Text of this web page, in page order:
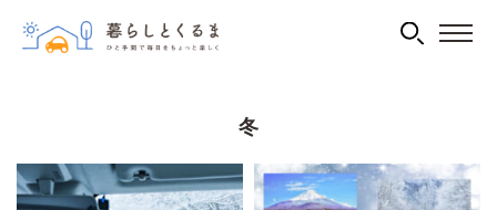
冬